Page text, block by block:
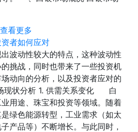
查看更多
者如何应对
波动性较大的特点，这种波动性
挑战，同时也带来了一些投资机
动向的分析，以及投资者应对的
现状分析 1. 供需关系变化 白
用途、珠宝和投资等领域。随着
绿色能源转型，工业需求（如太
产品等）不断增长。与此同时，